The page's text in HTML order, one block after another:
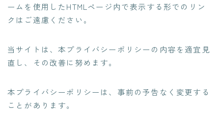
ームを使用したHTMLページ内で表示する形でのリン
クはご遠慮ください。
当サイトは、本プライバシーポリシーの内容を適宜見
直し、その改善に努めます。
本プライバシーポリシーは、事前の予告なく変更する
ことがあります。